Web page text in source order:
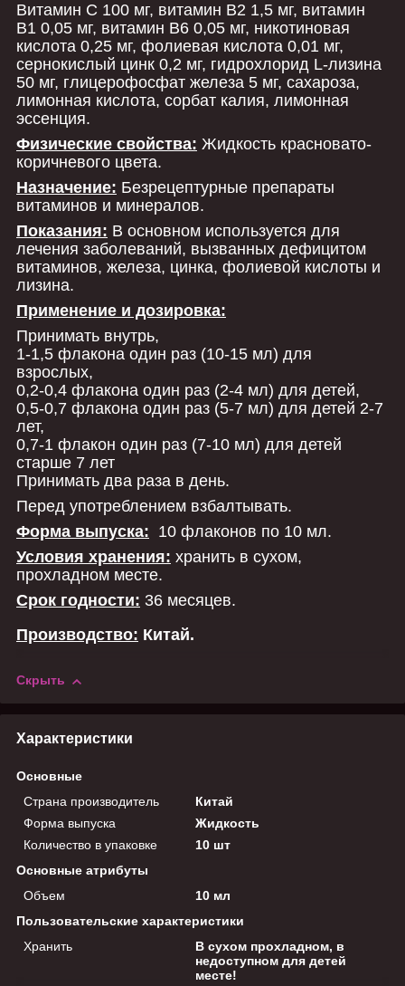
Витамин C 100 мг, витамин B2 1,5 мг, витамин
B1 0,05 мг, витамин B6 0,05 мг, никотиновая
кислота 0,25 мг, фолиевая кислота 0,01 мг,
сернокислый цинк 0,2 мг, гидрохлорид L-лизина
50 мг, глицерофосфат железа 5 мг, сахароза,
лимонная кислота, сорбат калия, лимонная
эссенция.
Физические свойства: Жидкость красновато-
коричневого цвета.
Назначение: Безрецептурные препараты
витаминов и минералов.
Показания: В основном используется для
лечения заболеваний, вызванных дефицитом
витаминов, железа, цинка, фолиевой кислоты и
лизина.
Применение и дозировка:
Принимать внутрь,
1-1,5 флакона один раз (10-15 мл) для
взрослых,
0,2-0,4 флакона один раз (2-4 мл) для детей,
0,5-0,7 флакона один раз (5-7 мл) для детей 2-7
лет,
0,7-1 флакон один раз (7-10 мл) для детей
старше 7 лет
Принимать два раза в день.
Перед употреблением взбалтывать.
Форма выпуска: 10 флаконов по 10 мл.
Условия хранения: хранить в сухом,
прохладном месте.
Срок годности: 36 месяцев.
Производство: Китай.
Скрыть
Характеристики
Основные
Страна производитель
Китай
Форма выпуска
Жидкость
Количество в упаковке
10 шт
Основные атрибуты
Объем
10 мл
Пользовательские характеристики
Хранить
В сухом прохладном, в
недоступном для детей
месте!